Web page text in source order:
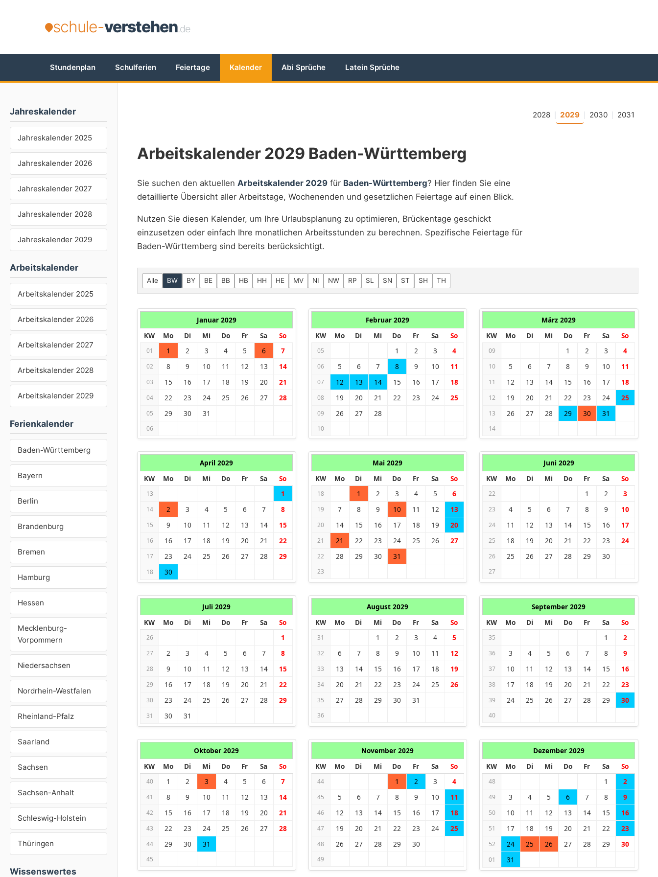
schule-verstehen.de
Stundenplan Schulferien Feiertage Kalender Abi Sprüche Latein Sprüche
Jahreskalender
Jahreskalender 2025
Jahreskalender 2026
Jahreskalender 2027
Jahreskalender 2028
Jahreskalender 2029
Arbeitskalender
Arbeitskalender 2025
Arbeitskalender 2026
Arbeitskalender 2027
Arbeitskalender 2028
Arbeitskalender 2029
Ferienkalender
Baden-Württemberg
Bayern
Berlin
Brandenburg
Bremen
Hamburg
Hessen
Mecklenburg-
Vorpommern
Niedersachsen
Nordrhein-Westfalen
Rheinland-Pfalz
Saarland
Sachsen
Sachsen-Anhalt
Schleswig-Holstein
Thüringen
Wissenswertes
2028 2029 2030 2031
Arbeitskalender 2029 Baden-Württemberg
Sie suchen den aktuellen Arbeitskalender 2029 für Baden-Württemberg? Hier finden Sie eine
detaillierte Übersicht aller Arbeitstage, Wochenenden und gesetzlichen Feiertage auf einen Blick.
Nutzen Sie diesen Kalender, um Ihre Urlaubsplanung zu optimieren, Brückentage geschickt
einzusetzen oder einfach Ihre monatlichen Arbeitsstunden zu berechnen. Spezifische Feiertage für
Baden-Württemberg sind bereits berücksichtigt.
Alle BW BY BE BB HB HH HE MV NI NW RP SL SN ST SH TH
Januar 2029
KW
Mo Di Mi Do Fr Sa So
01 1 2 3 4 5 6 7
02 8 9 10 11 12 13 14
03 15 16 17 18 19 20 21
04 22 23 24 25 26 27 28
05 29 30 31
06
Februar 2029
KW
Mo Di Mi Do Fr Sa So
05 1 2 3 4
06 5 6 7 8 9 10 11
07 12 13 14 15 16 17 18
08 19 20 21 22 23 24 25
09 26 27 28
10
März 2029
KW
Mo Di Mi Do Fr Sa So
09 1 2 3 4
10 5 6 7 8 9 10 11
11 12 13 14 15 16 17 18
12 19 20 21 22 23 24 25
13 26 27 28 29 30 31
14
April 2029
KW
Mo Di Mi Do Fr Sa So
13 1
14 2 3 4 5 6 7 8
15 9 10 11 12 13 14 15
16 16 17 18 19 20 21 22
17 23 24 25 26 27 28 29
18 30
Mai 2029
KW
Mo Di Mi Do Fr Sa So
18 1 2 3 4 5 6
19 7 8 9 10 11 12 13
20 14 15 16 17 18 19 20
21 21 22 23 24 25 26 27
22 28 29 30 31
23
Juni 2029
KW
Mo Di Mi Do Fr Sa So
22 1 2 3
23 4 5 6 7 8 9 10
24 11 12 13 14 15 16 17
25 18 19 20 21 22 23 24
26 25 26 27 28 29 30
27
Juli 2029
KW
Mo Di Mi Do Fr Sa So
26 1
27 2 3 4 5 6 7 8
28 9 10 11 12 13 14 15
29 16 17 18 19 20 21 22
30 23 24 25 26 27 28 29
31 30 31
August 2029
KW
Mo Di Mi Do Fr Sa So
31 1 2 3 4 5
32 6 7 8 9 10 11 12
33 13 14 15 16 17 18 19
34 20 21 22 23 24 25 26
35 27 28 29 30 31
36
September 2029
KW
Mo Di Mi Do Fr Sa So
35 1 2
36 3 4 5 6 7 8 9
37 10 11 12 13 14 15 16
38 17 18 19 20 21 22 23
39 24 25 26 27 28 29 30
40
Oktober 2029
KW
Mo Di Mi Do Fr Sa So
40 1 2 3 4 5 6 7
41 8 9 10 11 12 13 14
42 15 16 17 18 19 20 21
43 22 23 24 25 26 27 28
44 29 30 31
45
November 2029
KW
Mo Di Mi Do Fr Sa So
44 1 2 3 4
45 5 6 7 8 9 10 11
46 12 13 14 15 16 17 18
47 19 20 21 22 23 24 25
48 26 27 28 29 30
49
Dezember 2029
KW
Mo Di Mi Do Fr Sa So
48 1 2
49 3 4 5 6 7 8 9
50 10 11 12 13 14 15 16
51 17 18 19 20 21 22 23
52 24 25 26 27 28 29 30
01 31